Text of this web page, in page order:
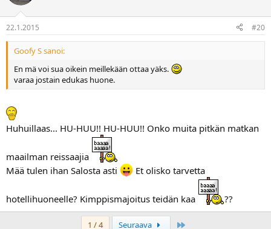
22.1.2015 #20
Goofy S sanoi:
En mä voi sua oikein meillekään ottaa yäks.
varaa jostain edukas huone.
Huhuillaas... HU-HUU!! HU-HUU!! Onko muita pitkän matkan
maailman reissaajia
Mää tulen ihan Salosta asti
Et olisko tarvetta
hotellihuoneelle? Kimppismajoitus teidän kaa ??
1 / 4 Seuraava